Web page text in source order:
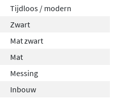
Tijdloos / modern
Zwart
Mat zwart
Mat
Messing
Inbouw